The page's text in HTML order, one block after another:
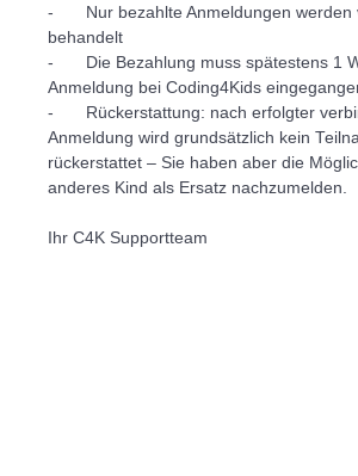
-	Nur bezahlte Anmeldungen werden verbindlich
behandelt
-	Die Bezahlung muss spätestens 1 Woche nach
Anmeldung bei Coding4Kids
-	Rückerstattung: nach erfolgter verbindlicher
Anmeldung wird grundsätzlich kein
rückerstattet – Sie haben aber die
anderes Kind als Ersatz nachzumelden.